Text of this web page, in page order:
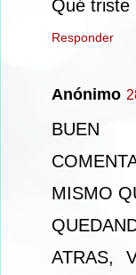
Qué triste
Responder
Anónimo
BUEN
MISMO
ATRAS,